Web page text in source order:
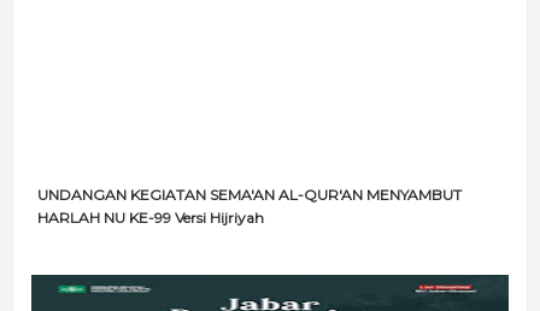
UNDANGAN KEGIATAN SEMA'AN AL-QUR'AN MENYAMBUT
HARLAH NU KE-99 Versi Hijriyah